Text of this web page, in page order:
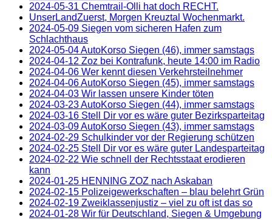
2024-05-31 Chemtrail-Olli hat doch RECHT.
UnserLandZuerst, Morgen Kreuztal Wochenmarkt.
2024-05-09 Siegen vom sicheren Hafen zum
Schlachthaus
2024-05-04 AutoKorso Siegen (46), immer samstags
2024-04-12 Zoz bei Kontrafunk, heute 14:00 im Radio
2024-04-06 Wer kennt diesen Verkehrsteilnehmer
2024-04-06 AutoKorso Siegen (45), immer samstags
2024-04-03 Wir lassen unsere Kinder töten
2024-03-23 AutoKorso Siegen (44), immer samstags
2024-03-16 Stell Dir vor es wäre guter Bezirksparteitag
2024-03-09 AutoKorso Siegen (43), immer samstags
2024-02-29 Schulkinder vor der Regierung schützen
2024-02-25 Stell Dir vor es wäre guter Landesparteitag
2024-02-22 Wie schnell der Rechtsstaat erodieren
kann
2024-01-25 HENNING ZOZ nach Askaban
2024-02-15 Polizeigewerkschaften – blau belehrt Grün
2024-02-19 Zweiklassenjustiz – viel zu oft ist das so
2024-01-28 Wir für Deutschland, Siegen & Umgebung